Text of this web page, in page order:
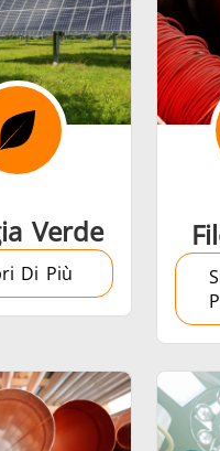
Teste di
Fissaggio
Verde
Di Più